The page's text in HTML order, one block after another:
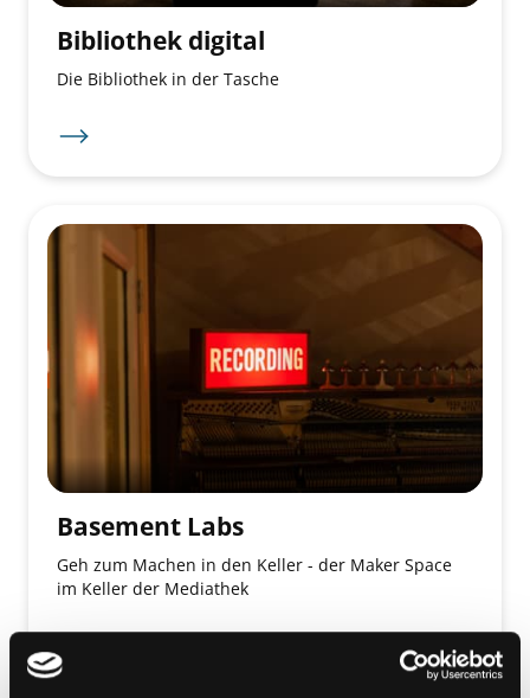
Bibliothek digital
Die Bibliothek in der Tasche
Basement Labs
Geh zum Machen in den Keller - der Maker Space
im Keller der Mediathek